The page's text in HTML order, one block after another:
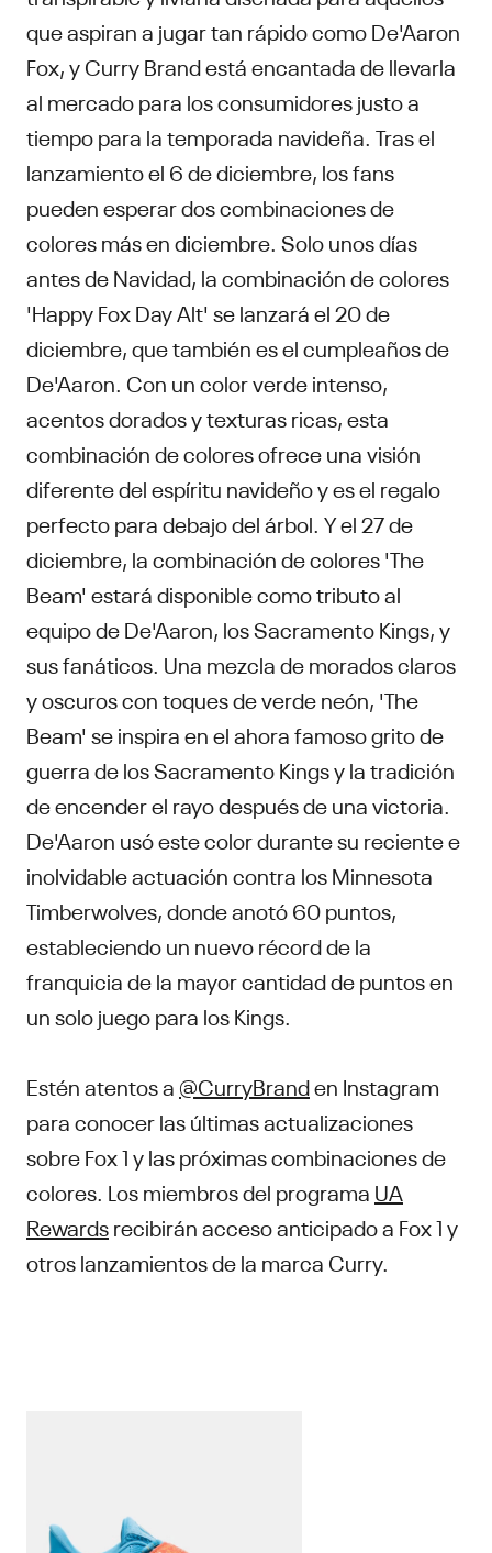
que aspiran a jugar tan rápido como De'Aaron
Fox, y Curry Brand está encantada de llevarla
al mercado para los consumidores justo a
tiempo para la temporada navideña. Tras el
lanzamiento el 6 de diciembre, los fans
pueden esperar dos combinaciones de
colores más en diciembre. Solo unos días
antes de Navidad, la combinación de colores
'Happy Fox Day Alt' se lanzará el 20 de
diciembre, que también es el cumpleaños de
De'Aaron. Con un color verde intenso,
acentos dorados y texturas ricas, esta
combinación de colores ofrece una visión
diferente del espíritu navideño y es el regalo
perfecto para debajo del árbol. Y el 27 de
diciembre, la combinación de colores 'The
Beam' estará disponible como tributo al
equipo de De'Aaron, los Sacramento Kings, y
sus fanáticos. Una mezcla de morados claros
y oscuros con toques de verde neón, 'The
Beam' se inspira en el ahora famoso grito de
guerra de los Sacramento Kings y la tradición
de encender el rayo después de una victoria.
De'Aaron usó este color durante su reciente e
inolvidable actuación contra los Minnesota
Timberwolves, donde anotó 60 puntos,
estableciendo un nuevo récord de la
franquicia de la mayor cantidad de puntos en
un solo juego para los Kings.
Estén atentos a @CurryBranden Instagram
para conocer las últimas actualizaciones
sobre Fox 1 y las próximas combinaciones de
colores. Los miembros del programa UA
Rewardsrecibirán acceso anticipado a Fox 1 y
otros lanzamientos de la marca Curry.